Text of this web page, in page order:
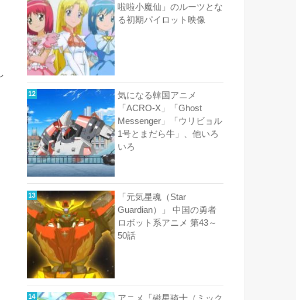
啦啦小魔仙」のルーツとな
る初期パイロット映像
気になる韓国アニメ
「ACRO-X」「Ghost
Messenger」「ウリビョル
1号とまだら牛」、他いろ
いろ
「元気星魂（Star
Guardian）」 中国の勇者
ロボット系アニメ 第43～
50話
アニメ「磁星骑士（ミック